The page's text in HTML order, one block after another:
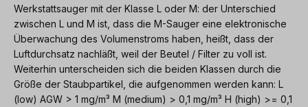
Werkstattsauger mit der Klasse L oder M: der Unterschied
zwischen L und M ist, dass die M-Sauger eine elektronische
Überwachung des Volumenstroms haben, heißt, dass der
Luftdurchsatz nachläßt, weil der Beutel / Filter zu voll ist.
Weiterhin unterscheiden sich die beiden Klassen durch die
Größe der Staubpartikel, die aufgenommen werden kann: L
(low) AGW > 1 mg/m³ M (medium) > 0,1 mg/m³ H (high) >= 0,1